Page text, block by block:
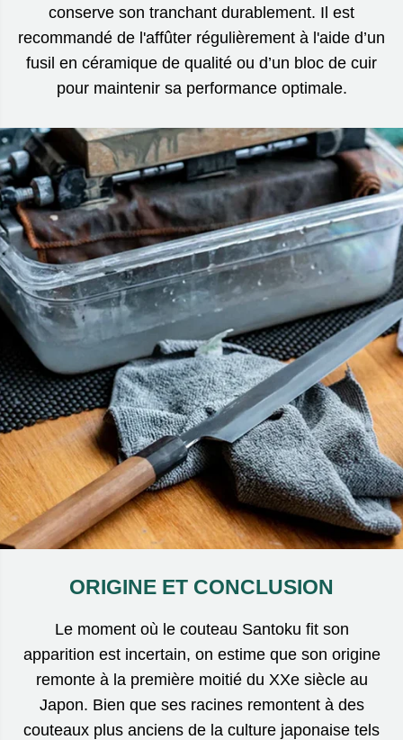
conserve son tranchant durablement. Il est
recommandé de l'affûter régulièrement à l'aide d’un
fusil en céramique de qualité ou d’un bloc de cuir
pour maintenir sa performance optimale.
ORIGINE ET CONCLUSION
Le moment où le couteau Santoku fit son
apparition est incertain, on estime que son origine
remonte à la première moitié du XXe siècle au
Japon. Bien que ses racines remontent à des
couteaux plus anciens de la culture japonaise tels